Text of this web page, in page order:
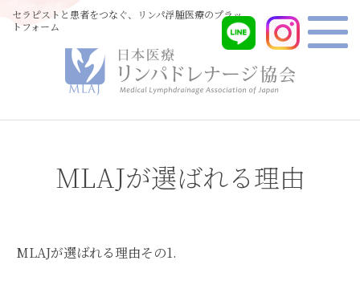
セラピストと患者をつなぐ、リンパ浮腫医療のプラッ
トフォーム
MLAJが選ばれる理由
MLAJが選ばれる理由その1.